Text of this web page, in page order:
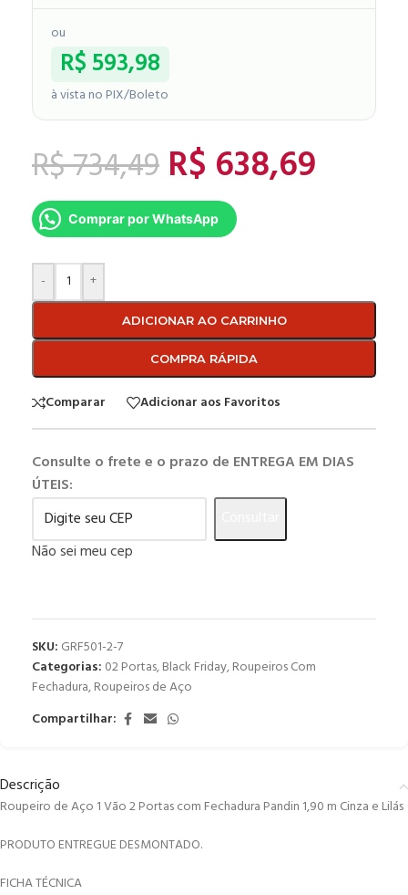
ou
R$593,98
à vista no PIX/Boleto
R$734,49 R$ 638,69
Comprar por WhatsApp
- +
ADICIONAR AO CARRINHO
COMPRA RÁPIDA
Comparar Adicionar aos Favoritos
Consulte o frete e o prazo de ENTREGA EM DIAS
ÚTEIS:
Não sei meu cep
SKU: GRF501-2-7
Categorias: 02 Portas,Black Friday,Roupeiros Com
Fechadura,Roupeiros de Aço
Compartilhar:
Descrição
Roupeiro de Aço 1 Vão 2 Portas com Fechadura Pandin 1,90 m Cinza e Lilás
PRODUTO ENTREGUE DESMONTADO.
FICHA TÉCNICA